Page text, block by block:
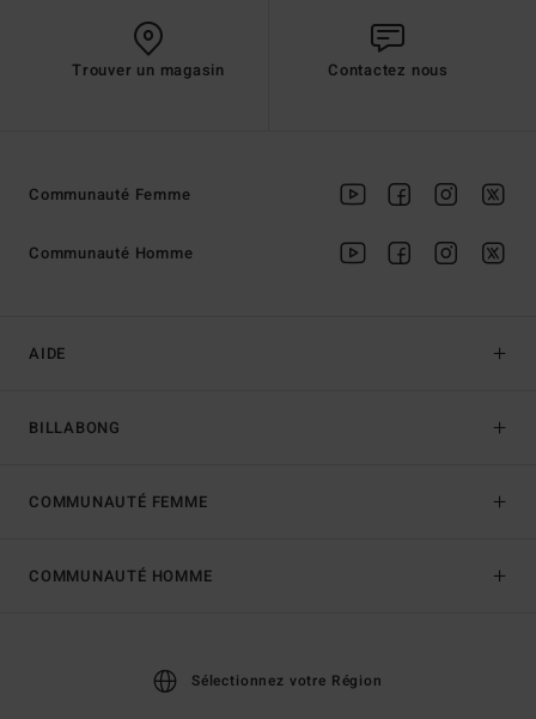
Trouver un magasin Contactez nous
AIDE
BILLABONG
Communauté Femme
Communauté Homme
COMMUNAUTÉ FEMME
COMMUNAUTÉ HOMME
Sélectionnez votre Région